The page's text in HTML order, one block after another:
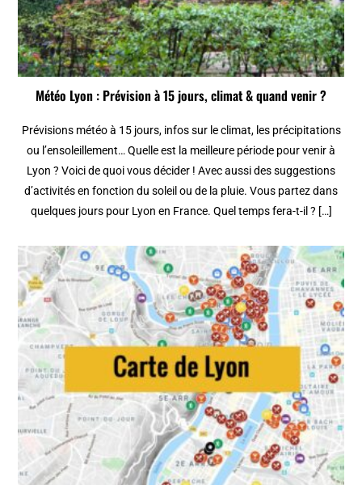
Météo Lyon : Prévision à 15 jours, climat & quand venir ?
Prévisions météo à 15 jours, infos sur le climat, les précipitations
ou l’ensoleillement… Quelle est la meilleure période pour venir à
Lyon ? Voici de quoi vous décider ! Avec aussi des suggestions
d’activités en fonction du soleil ou de la pluie. Vous partez dans
quelques jours pour Lyon en France. Quel temps fera-t-il ? […]